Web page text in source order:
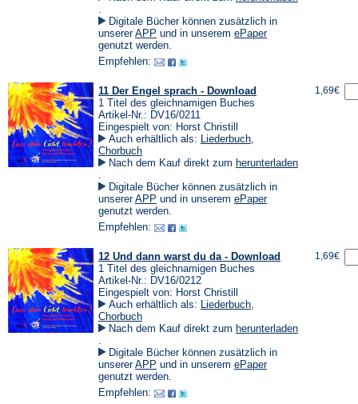
in
einem
neuen
Tab)
.
Digitale Bücher können zusätzlich in
unsererAPP (Öffnet
in
neuen
und in unserem ePaper(Öffnet
genutzt werden.
Empfehlen:
11 Der Engel sprach - Download
1 Titel des gleichnamigen Buches
Artikel-Nr.: DV16/0211
Eingespielt von: Horst Christill
Auch erhältlich als: Liederbuch,
Chorbuch
Nach dem Kauf direkt zum herunterladen
in
einem
neuen
Tab)
.
Digitale Bücher können zusätzlich in
unsererAPP (Öffnet
in
neuen
und in unserem ePaper(Öffnet
genutzt werden.
Empfehlen:
1,69€
12 Und dann warst du da - Download
1 Titel des gleichnamigen Buches
Artikel-Nr.: DV16/0212
Eingespielt von: Horst Christill
Auch erhältlich als: Liederbuch,
Chorbuch
Nach dem Kauf direkt zum herunterladen
in
einem
neuen
Tab)
.
Digitale Bücher können zusätzlich in
unsererAPP (Öffnet
in
neuen
und in unserem ePaper(Öffnet
genutzt werden.
Empfehlen:
1,69€